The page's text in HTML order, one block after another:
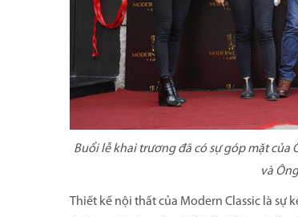
Buổi lễ khai trương đã có sự góp mặt của
và
Thiết kế nội thất của Modern Classic là